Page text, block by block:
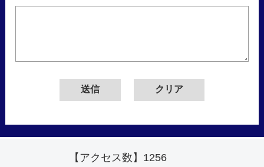
【アクセス数】 1256